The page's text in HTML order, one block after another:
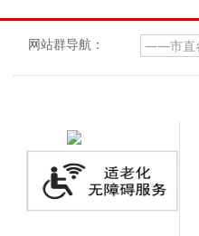
网站群导航：